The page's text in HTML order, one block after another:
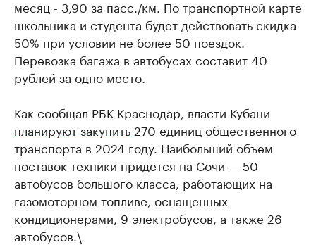
месяц - 3,90 за пасс./км. По транспортной карте
школьника и студента будет действовать скидка
50% при условии не более 50 поездок.
Перевозка багажа в автобусах составит 40
рублей за одно место.
Как сообщал РБК Краснодар, власти Кубани
планируют закупить 270 единиц общественного
транспорта в 2024 году. Наибольший объем
поставок техники придется на Сочи — 50
автобусов большого класса, работающих на
газомоторном топливе, оснащенных
кондиционерами, 9 электробусов, а также 26
автобусов.\